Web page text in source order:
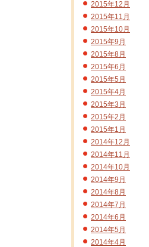
2015年12月
2015年11月
2015年10月
2015年9月
2015年8月
2015年6月
2015年5月
2015年4月
2015年3月
2015年2月
2015年1月
2014年12月
2014年11月
2014年10月
2014年9月
2014年8月
2014年7月
2014年6月
2014年5月
2014年4月